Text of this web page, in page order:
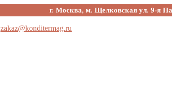
г. Москва, м. Щелковская ул. 9-я
zakaz@konditermag.ru